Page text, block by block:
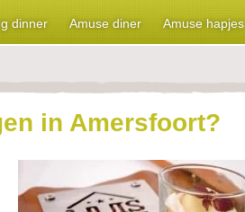
dinner Amuse diner Amuse hapjes
in Amersfoort?